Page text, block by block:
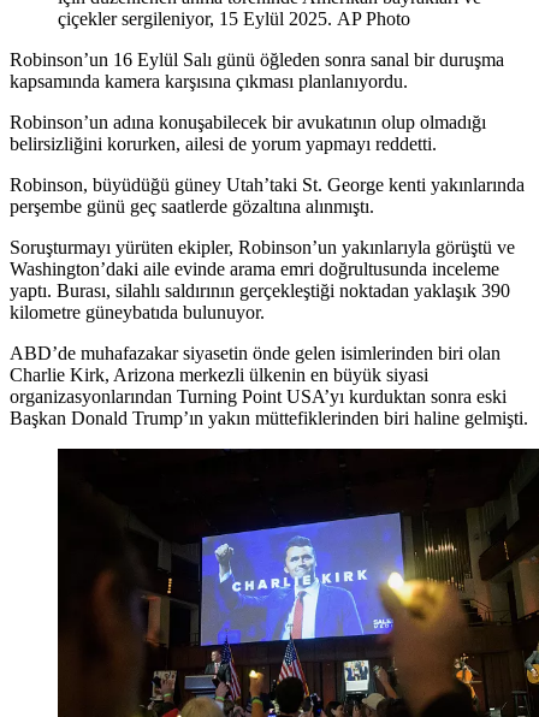
çiçekler sergileniyor, 15 Eylül 2025. AP Photo
Robinson’un 16 Eylül Salı günü öğleden sonra sanal bir duruşma
kapsamında kamera karşısına çıkması planlanıyordu.
Robinson’un adına konuşabilecek bir avukatının olup olmadığı
belirsizliğini korurken, ailesi de yorum yapmayı reddetti.
Robinson, büyüdüğü güney Utah’taki St. George kenti yakınlarında
perşembe günü geç saatlerde gözaltına alınmıştı.
Soruşturmayı yürüten ekipler, Robinson’un yakınlarıyla görüştü ve
Washington’daki aile evinde arama emri doğrultusunda inceleme
yaptı. Burası, silahlı saldırının gerçekleştiği noktadan yaklaşık 390
kilometre güneybatıda bulunuyor.
ABD’de muhafazakar siyasetin önde gelen isimlerinden biri olan
Charlie Kirk, Arizona merkezli ülkenin en büyük siyasi
organizasyonlarından Turning Point USA’yı kurduktan sonra eski
Başkan Donald Trump’ın yakın müttefiklerinden biri haline gelmişti.